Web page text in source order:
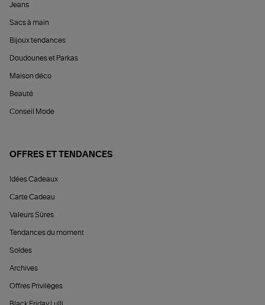
Jeans
Sacs à main
Bijoux tendances
Doudounes et Parkas
Maison déco
Beauté
Conseil Mode
OFFRES ET TENDANCES
Idées Cadeaux
Carte Cadeau
Valeurs Sûres
Tendances du moment
Soldes
Archives
Offres Privilèges